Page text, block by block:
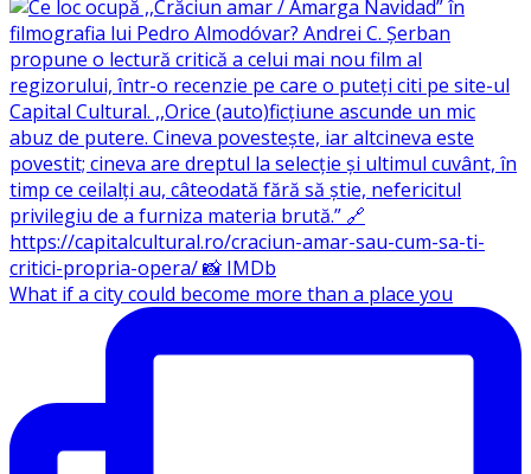
What if a city could become more than a place you